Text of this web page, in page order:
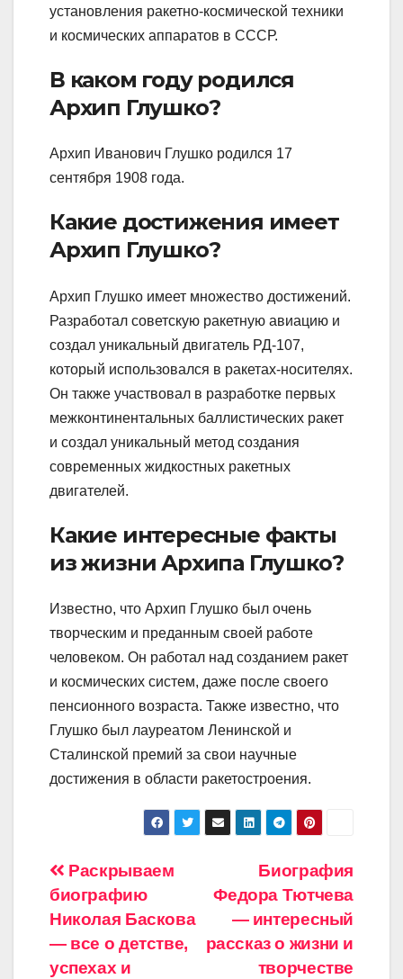
установления ракетно-космической техники
и космических аппаратов в СССР.
В каком году родился
Архип Глушко?
Архип Иванович Глушко родился 17
сентября 1908 года.
Какие достижения имеет
Архип Глушко?
Архип Глушко имеет множество достижений.
Разработал советскую ракетную авиацию и
создал уникальный двигатель РД-107,
который использовался в ракетах-носителях.
Он также участвовал в разработке первых
межконтинентальных баллистических ракет
и создал уникальный метод создания
современных жидкостных ракетных
двигателей.
Какие интересные факты
из жизни Архипа Глушко?
Известно, что Архип Глушко был очень
творческим и преданным своей работе
человеком. Он работал над созданием ракет
и космических систем, даже после своего
пенсионного возраста. Также известно, что
Глушко был лауреатом Ленинской и
Сталинской премий за свои научные
достижения в области ракетостроения.
Навигация
по
записям
Биография
Федора Тютчева
— интересный
рассказ о жизни и
творчестве
Раскрываем
биографию
Николая Баскова
— все о детстве,
успехах и